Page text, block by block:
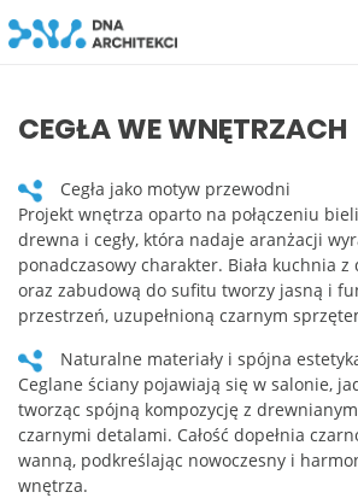
CEGŁA WE WNĘTRZACH
Cegła jako motyw przewodni
Projekt wnętrza oparto na połączeniu
drewna i cegły, która nadaje aranżacji
ponadczasowy charakter. Biała kuchnia
oraz zabudową do sufitu tworzy jasną i
przestrzeń, uzupełnioną czarnym
Naturalne materiały i spójna
Ceglane ściany pojawiają się w salonie,
tworząc spójną kompozycję z
czarnymi detalami. Całość dopełnia
wanną, podkreślając nowoczesny i
wnętrza.